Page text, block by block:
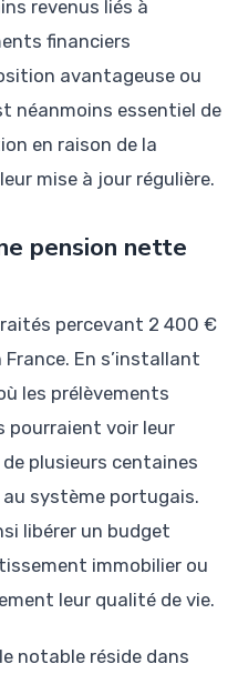
revenus liés à
financiers
avantageuse ou
néanmoins essentiel de
en raison de la
mise à jour régulière.
pension nette
percevant 2 400 €
En s’installant
les prélèvements
pourraient voir leur
plusieurs centaines
au système portugais.
libérer un budget
immobilier ou
leur qualité de vie.
notable réside dans